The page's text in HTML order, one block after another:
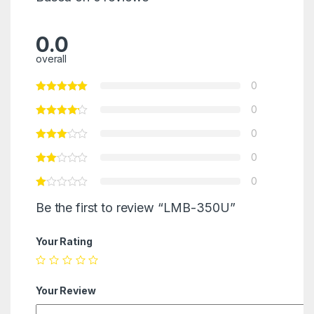
0.0
overall
0
0
0
0
0
Be the first to review “LMB-350U”
Your Rating
Your Review